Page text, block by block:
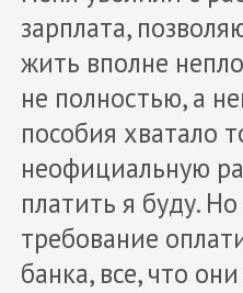
зарплата,
жить вполне
не полностью, а
пособия хватало
неофициальную
платить я буду.
требование
банка, все, что